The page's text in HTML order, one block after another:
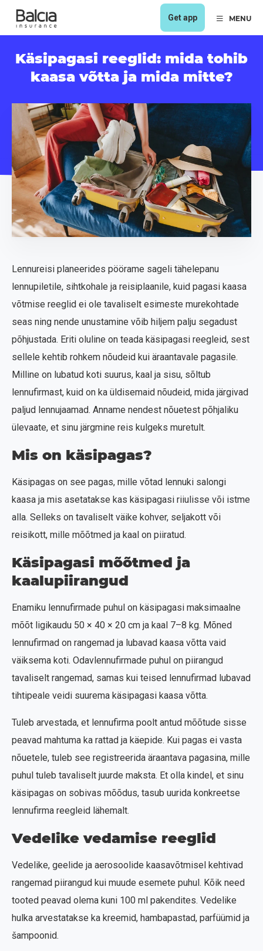
Get app MENU
Käsipagasi reeglid: mida tohib
kaasa võtta ja mida mitte?
Lennureisi planeerides pöörame sageli tähelepanu
lennupiletile, sihtkohale ja reisiplaanile, kuid pagasi kaasa
võtmise reeglid ei ole tavaliselt esimeste murekohtade
seas ning nende unustamine võib hiljem palju segadust
põhjustada. Eriti oluline on teada käsipagasi reegleid, sest
sellele kehtib rohkem nõudeid kui äraantavale pagasile.
Milline on lubatud koti suurus, kaal ja sisu, sõltub
lennufirmast, kuid on ka üldisemaid nõudeid, mida järgivad
paljud lennujaamad. Anname nendest nõuetest põhjaliku
ülevaate, et sinu järgmine reis kulgeks muretult.
Mis on käsipagas?
Käsipagas on see pagas, mille võtad lennuki salongi
kaasa ja mis asetatakse kas käsipagasi riiulisse või istme
alla. Selleks on tavaliselt väike kohver, seljakott või
reisikott, mille mõõtmed ja kaal on piiratud.
Käsipagasi mõõtmed ja
kaalupiirangud
Enamiku lennufirmade puhul on käsipagasi maksimaalne
mõõt ligikaudu 50 × 40 × 20 cm ja kaal 7–8 kg. Mõned
lennufirmad on rangemad ja lubavad kaasa võtta vaid
väiksema koti. Odavlennufirmade puhul on piirangud
tavaliselt rangemad, samas kui teised lennufirmad lubavad
tihtipeale veidi suurema käsipagasi kaasa võtta.
Tuleb arvestada, et lennufirma poolt antud mõõtude sisse
peavad mahtuma ka rattad ja käepide. Kui pagas ei vasta
nõuetele, tuleb see registreerida äraantava pagasina, mille
puhul tuleb tavaliselt juurde maksta. Et olla kindel, et sinu
käsipagas on sobivas mõõdus, tasub uurida konkreetse
lennufirma reegleid lähemalt.
Vedelike vedamise reeglid
Vedelike, geelide ja aerosoolide kaasavõtmisel kehtivad
rangemad piirangud kui muude esemete puhul. Kõik need
tooted peavad olema kuni 100 ml pakendites. Vedelike
hulka arvestatakse ka kreemid, hambapastad, parfüümid ja
šampoonid.